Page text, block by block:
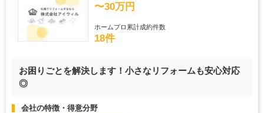
〜30万円
ホームプロ累計成約件数
18件
お困りごとを解決します！小さなリフォームも安心対応
◎
会社の特徴・得意分野